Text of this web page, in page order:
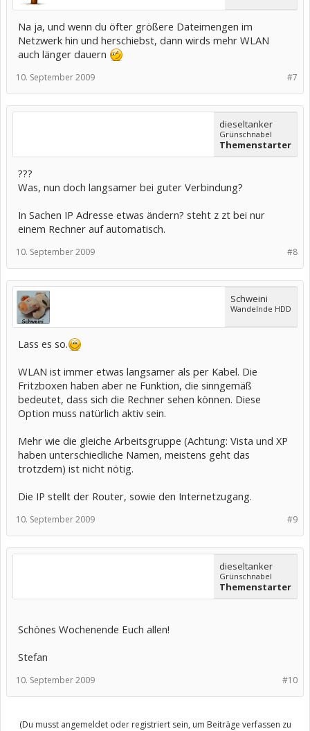
Na ja, und wenn du öfter größere Dateimengen im
Netzwerk hin und herschiebst, dann wirds mehr WLAN
auch länger dauern
#7
10. September 2009
dieseltanker
Grünschnabel
Themenstarter
???
Was, nun doch langsamer bei guter Verbindung?
In Sachen IP Adresse etwas ändern? steht z zt bei nur
einem Rechner auf automatisch.
#8
10. September 2009
Schweini
Wandelnde HDD
Lass es so.
WLAN ist immer etwas langsamer als per Kabel. Die
Fritzboxen haben aber ne Funktion, die sinngemäß
bedeutet, dass sich die Rechner sehen können. Diese
Option muss natürlich aktiv sein.
Mehr wie die gleiche Arbeitsgruppe (Achtung: Vista und XP
haben unterschiedliche Namen, meistens geht das
trotzdem) ist nicht nötig.
Die IP stellt der Router, sowie den Internetzugang.
#9
10. September 2009
dieseltanker
Grünschnabel
Themenstarter
Schönes Wochenende Euch allen!
Stefan
#10
10. September 2009
(Du musst angemeldet oder registriert sein, um Beiträge verfassen zu